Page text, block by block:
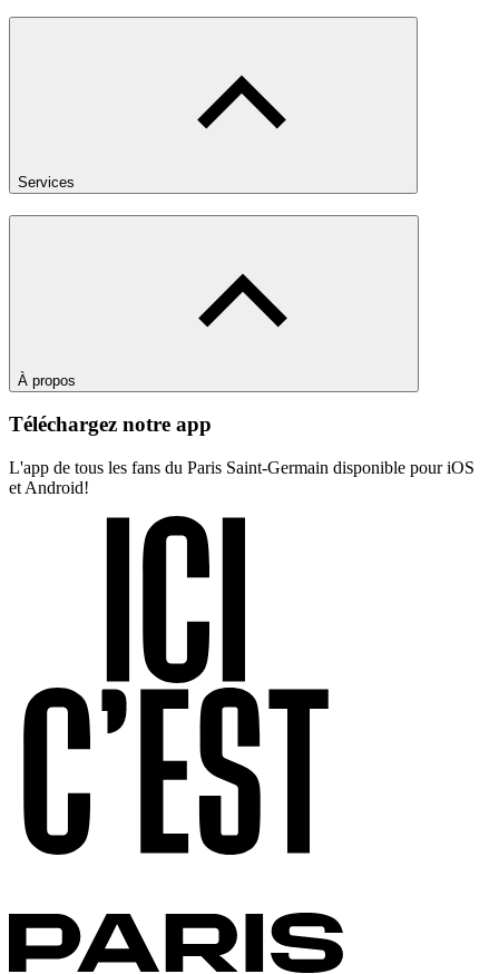
Services
À propos
Téléchargez notre app
L'app de tous les fans du Paris Saint-Germain disponible pour iOS
et Android!